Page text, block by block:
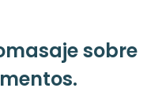
sobre